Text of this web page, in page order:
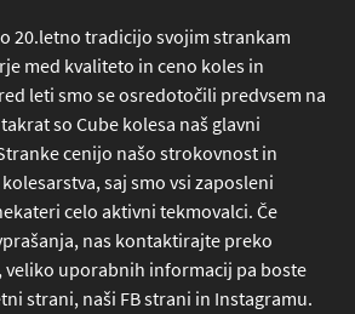
20.letno tradicijo svojim strankam
med kvaliteto in ceno koles in
leti smo se osredotočili predvsem na
so Cube kolesa naš glavni
cenijo našo strokovnost in
saj smo vsi zaposleni
celo aktivni tekmovalci. Če
nas kontaktirajte preko
, veliko uporabnih informacij pa boste
strani, naši FB strani in Instagramu.